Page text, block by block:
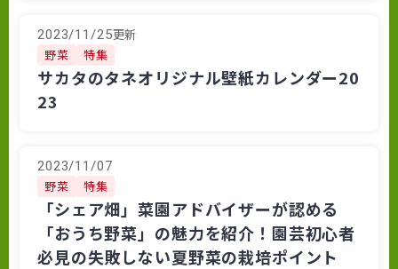
2023/11/25更新
野菜
特集
サカタのタネオリジナル壁紙カレンダー20
23
2023/11/07
野菜 特集
「シェア畑」菜園アドバイザーが認める
「おうち野菜」の魅力を紹介！園芸初心者
必見の失敗しない夏野菜の栽培ポイント